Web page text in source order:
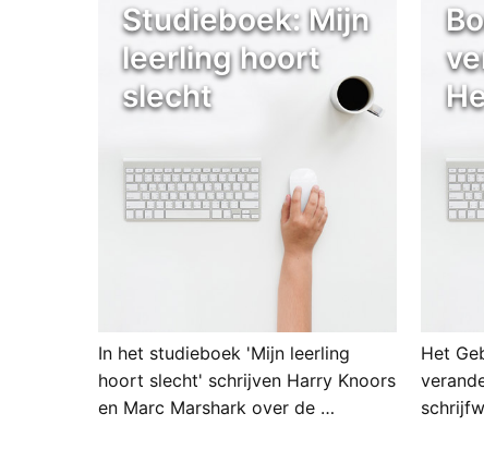
Studieboek: Mijn
leerling hoort
slecht
In het studieboek 'Mijn leerling
hoort slecht' schrijven Harry Knoors
en Marc Marshark over de …
Het